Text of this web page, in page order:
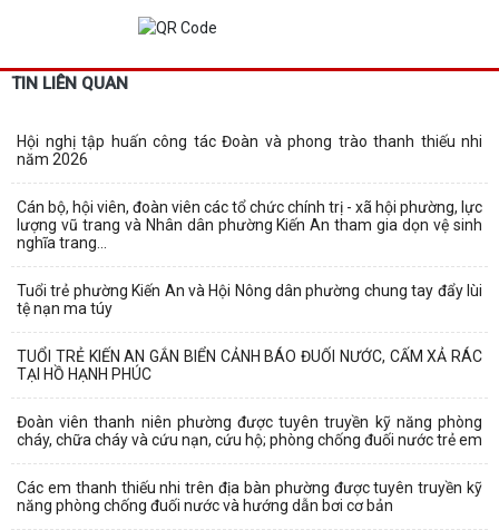
TIN LIÊN QUAN
Hội nghị tập huấn công tác Đoàn và phong trào thanh thiếu nhi
năm 2026
Cán bộ, hội viên, đoàn viên các tổ chức chính trị - xã hội phường, lực
lượng vũ trang và Nhân dân phường Kiến An tham gia dọn vệ sinh
nghĩa trang...
Tuổi trẻ phường Kiến An và Hội Nông dân phường chung tay đẩy lùi
tệ nạn ma túy
TUỔI TRẺ KIẾN AN GẮN BIỂN CẢNH BÁO ĐUỐI NƯỚC, CẤM XẢ RÁC
TẠI HỒ HẠNH PHÚC
Đoàn viên thanh niên phường được tuyên truyền kỹ năng phòng
cháy, chữa cháy và cứu nạn, cứu hộ; phòng chống đuối nước trẻ em
Các em thanh thiếu nhi trên địa bàn phường được tuyên truyền kỹ
năng phòng chống đuối nước và hướng dẫn bơi cơ bản